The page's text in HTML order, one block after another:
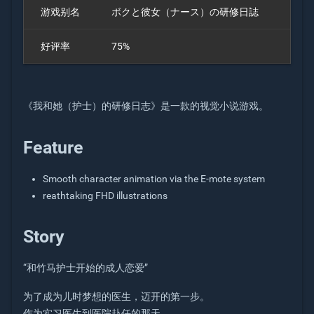
游戏别名 ボクと彼女（ナース）の研修日誌
好评率 75%
《我和她（护士）的研修日志》是一款的视觉小说游戏。
Feature
Smooth character animation via the E-mote system
reathtaking FHD illustrations
Story
“和竹马护士开始的成人恋爱”
为了成为儿时梦想的医生，迈开的第一步。